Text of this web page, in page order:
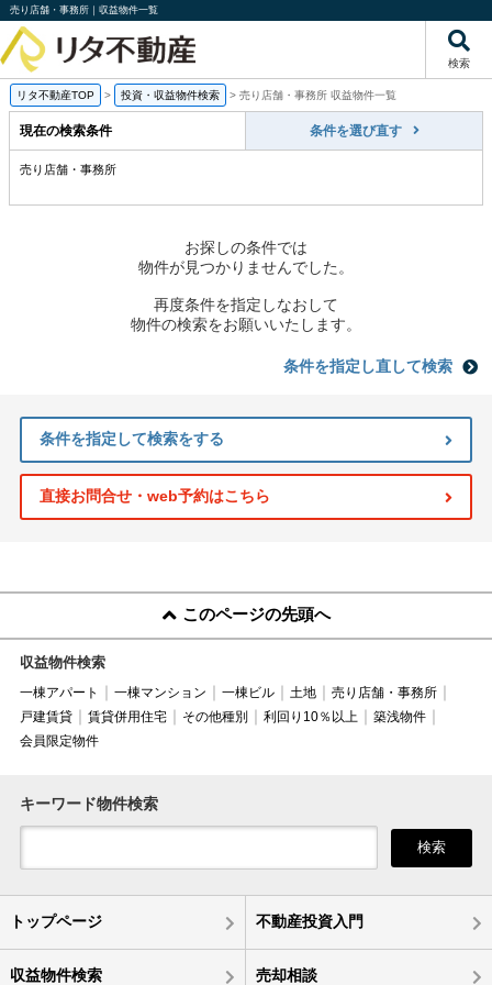
売り店舗・事務所｜収益物件一覧
検索
リタ不動産TOP > 投資・収益物件検索 > 売り店舗・事務所 収益物件一覧
現在の検索条件 条件を選び直す
売り店舗・事務所
お探しの条件では
物件が見つかりませんでした。
再度条件を指定しなおして
物件の検索をお願いいたします。
条件を指定し直して検索
条件を指定して検索をする
直接お問合せ・web予約はこちら
このページの先頭へ
収益物件検索
一棟アパート 一棟マンション 一棟ビル 土地
売り店舗・事務所
戸建賃貸
賃貸併用住宅 その他種別 利回り10％以上
築浅物件
会員限定物件
キーワード物件検索
検索
トップページ 不動産投資入門
収益物件検索 売却相談